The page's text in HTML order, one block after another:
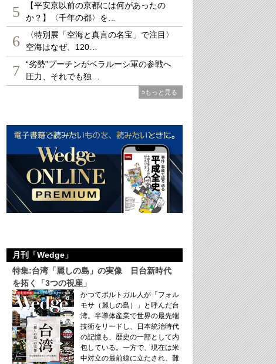
5
【平安京以前の京都には何があったの
か？】〈千年の都〉を…
6
〈特別展「空海と真言の名宝」で注目〉
空海はなぜ、120…
7
“劣勢”プーチンがベラルーシ軍の参戦へ
圧力、それでも独…
»もっと見る
月刊「Wedge」
特集:台湾「麗しの島」の実像 日台新時代
を拓く「3つの視座」
かつてポルトガル人が「フォル
モサ（麗しの島）」と呼んだ台
湾。半導体産業で世界の最先端
技術をリードし、日本統治時代
の記憶も、歴史の一部として内
包している。一方で、現在は米
中対立の最前線に立たされ、難